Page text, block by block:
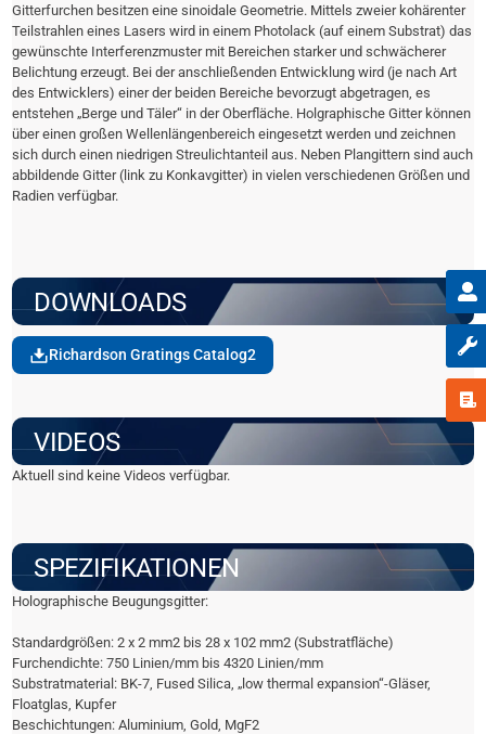
Gitterfurchen besitzen eine sinoidale Geometrie. Mittels zweier kohärenter
Teilstrahlen eines Lasers wird in einem Photolack (auf einem Substrat) das
gewünschte Interferenzmuster mit Bereichen starker und schwächerer
Belichtung erzeugt. Bei der anschließenden Entwicklung wird (je nach Art
des Entwicklers) einer der beiden Bereiche bevorzugt abgetragen, es
entstehen „Berge und Täler“ in der Oberfläche. Holgraphische Gitter können
über einen großen Wellenlängenbereich eingesetzt werden und zeichnen
sich durch einen niedrigen Streulichtanteil aus. Neben Plangittern sind auch
abbildende Gitter (link zu Konkavgitter) in vielen verschiedenen Größen und
Radien verfügbar.
DOWNLOADS
Richardson Gratings Catalog2
VIDEOS
Aktuell sind keine Videos verfügbar.
SPEZIFIKATIONEN
Holographische Beugungsgitter:
Standardgrößen: 2 x 2 mm2 bis 28 x 102 mm2 (Substratfläche)
Furchendichte: 750 Linien/mm bis 4320 Linien/mm
Substratmaterial: BK-7, Fused Silica, „low thermal expansion“-Gläser,
Floatglas, Kupfer
Beschichtungen: Aluminium, Gold, MgF2